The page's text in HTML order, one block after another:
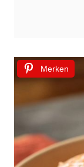
Merken